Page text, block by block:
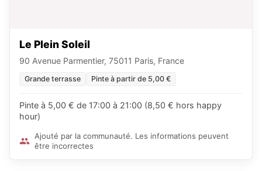
Le Plein Soleil
90 Avenue Parmentier, 75011 Paris, France
Grande terrasse Pinte à partir de 5,00 €
Pinte à 5,00 € de 17:00 à 21:00 (8,50 € hors happy
hour)
Ajouté par la communauté. Les informations peuvent
être incorrectes